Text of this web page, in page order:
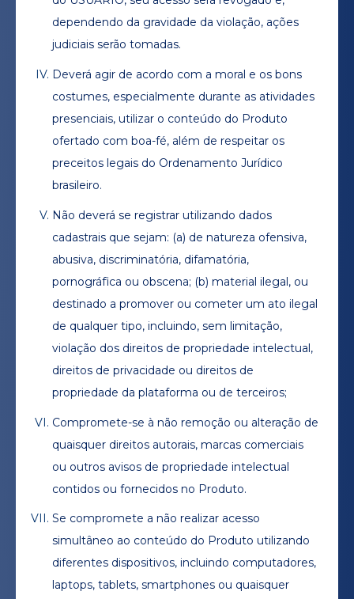
dependendo da gravidade da violação, ações
judiciais serão tomadas.
Deverá agir de acordo com a moral e os bons
costumes, especialmente durante as atividades
presenciais, utilizar o conteúdo do Produto
ofertado com boa-fé, além de respeitar os
preceitos legais do Ordenamento Jurídico
brasileiro.
Não deverá se registrar utilizando dados
cadastrais que sejam: (a) de natureza ofensiva,
abusiva, discriminatória, difamatória,
pornográfica ou obscena; (b) material ilegal, ou
destinado a promover ou cometer um ato ilegal
de qualquer tipo, incluindo, sem limitação,
violação dos direitos de propriedade intelectual,
direitos de privacidade ou direitos de
propriedade da plataforma ou de terceiros;
Compromete-se à não remoção ou alteração de
quaisquer direitos autorais, marcas comerciais
ou outros avisos de propriedade intelectual
contidos ou fornecidos no Produto.
Se compromete a não realizar acesso
simultâneo ao conteúdo do Produto utilizando
diferentes dispositivos, incluindo computadores,
laptops, tablets, smartphones ou quaisquer